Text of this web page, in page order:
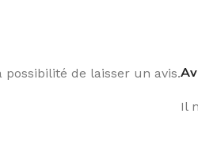
Il
de laisser un avis.